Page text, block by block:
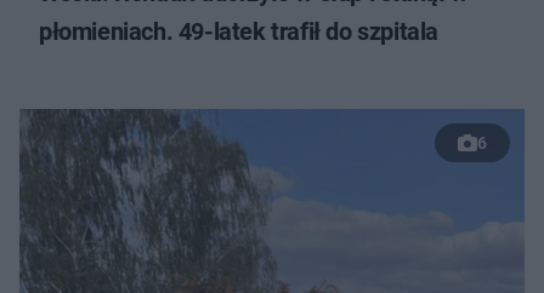
płomieniach. 49-latek trafił do szpitala
6